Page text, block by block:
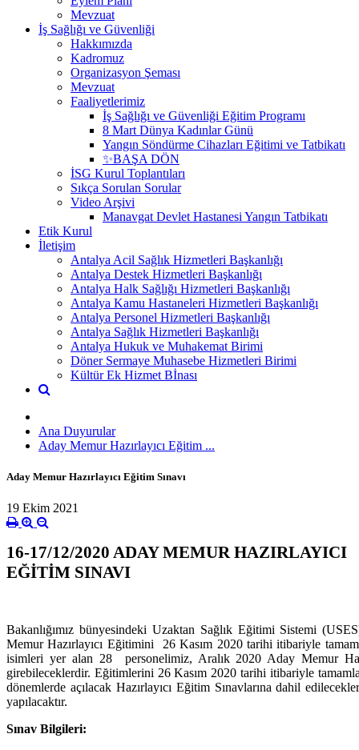
Mevzuat
İş Sağlığı ve Güvenliği
Hakkımızda
Kadromuz
Organizasyon Şeması
Mevzuat
Faaliyetlerimiz
İş Sağlığı ve Güvenliği Eğitim Programı
8 Mart Dünya Kadınlar Günü
Yangın Söndürme Cihazları Eğitimi ve Tatbikatı
✨BAŞA DÖN
İSG Kurul Toplantıları
Sıkça Sorulan Sorular
Video Arşivi
Manavgat Devlet Hastanesi Yangın Tatbikatı
Etik Kurul
İletişim
Antalya Acil Sağlık Hizmetleri Başkanlığı
Antalya Destek Hizmetleri Başkanlığı
Antalya Halk Sağlığı Hizmetleri Başkanlığı
Antalya Kamu Hastaneleri Hizmetleri Başkanlığı
Antalya Personel Hizmetleri Başkanlığı
Antalya Sağlık Hizmetleri Başkanlığı
Antalya Hukuk ve Muhakemat Birimi
Döner Sermaye Muhasebe Hizmetleri Birimi
Kültür Ek Hizmet Bİnası
Ana Duyurular
Aday Memur Hazırlayıcı Eğitim ...
Aday Memur Hazırlayıcı Eğitim Sınavı
19 Ekim 2021
16-17/12/2020 ADAY MEMUR HAZIRLAYICI
EĞİTİM SINAVI
Bakanlığımız bünyesindeki Uzaktan Sağlık Eğitimi Sistemi
Memur Hazırlayıcı Eğitimini 26 Kasım 2020 tarihi itibariyle
isimleri yer alan 28 personelimiz, Aralık 2020 Aday Memur
girebileceklerdir. Eğitimlerini 26 Kasım 2020 tarihi itibariyle
dönemlerde açılacak Hazırlayıcı Eğitim Sınavlarına dahil
yapılacaktır.
Sınav Bilgileri: